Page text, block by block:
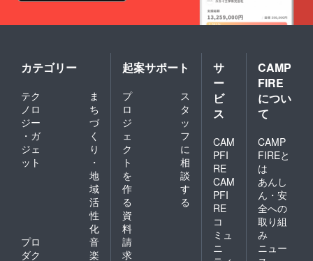
カテゴリー
テク
ノロ
ジー
・ガ
ジェ
ット
ま
ち
づ
く
り
・
地
域
活
性
化
プロ
ダク
音
楽
起案サポート
プ
ロ
ジ
ェ
ク
ト
を
作
る
ス
タ
ッ
フ
に
相
談
す
る
資
料
請
求
サ
ー
ビ
ス
CAM
PFI
RE
CAM
PFI
RE
コ
ミュ
ニ
CAMP
FIRE
につい
て
CAMP
FIREと
は
あんし
ん・安
全への
取り組
み
ニュー